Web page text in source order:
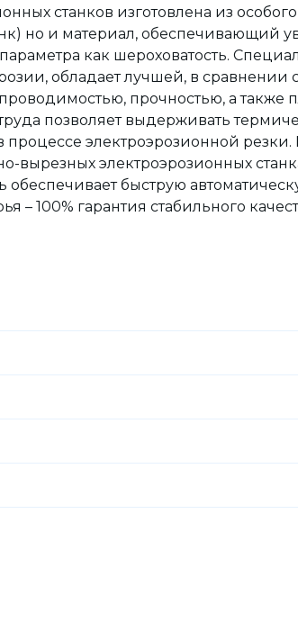
станков изготовлена из
но и материал, обеспечивающий
как шероховатость.
обладает лучшей, в сравнении
прочностью, а также
позволяет выдерживать
электроэрозионной
вырезных электроэрозионных
быструю
– 100% гарантия стабильного